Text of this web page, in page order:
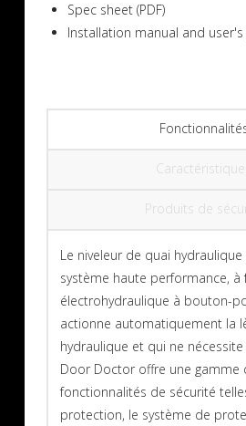
Spec sheet (PDF)
Installation manual and user's
Produits de
Le niveleur de quai hydraulique
système haute performance,
électrohydraulique à bouton-
actionne automatiquement la
hydraulique et qui ne nécessite
Door Doctor offre une gamme
fonctionnalités de sécurité
protection, le système de